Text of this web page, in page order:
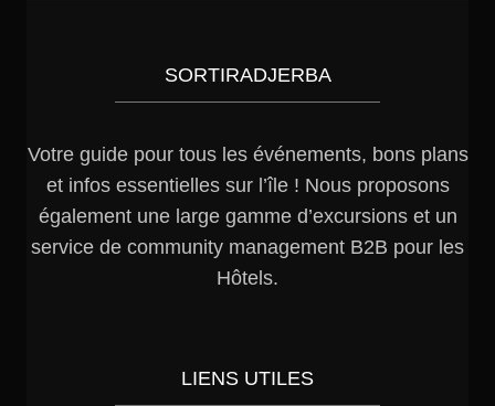
SORTIRADJERBA
Votre guide pour tous les événements, bons plans
et infos essentielles sur l’île ! Nous proposons
également une large gamme d’excursions et un
service de community management B2B pour les
Hôtels.
LIENS UTILES